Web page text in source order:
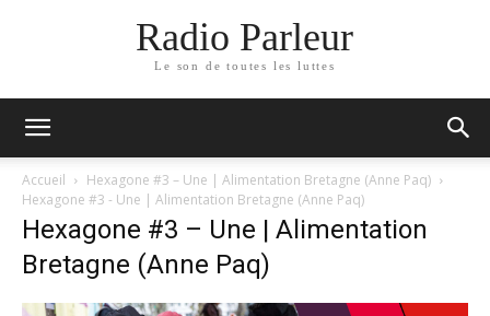
Radio Parleur
Le son de toutes les luttes
Accueil
Hexagone #3 – Une | Alimentation Bretagne (Anne Paq)
Hexagone #3 - Une | Alimentation Bretagne (Anne Paq)
Hexagone #3 – Une | Alimentation
Bretagne (Anne Paq)